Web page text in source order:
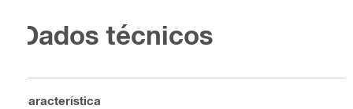
Dados técnicos
Característica